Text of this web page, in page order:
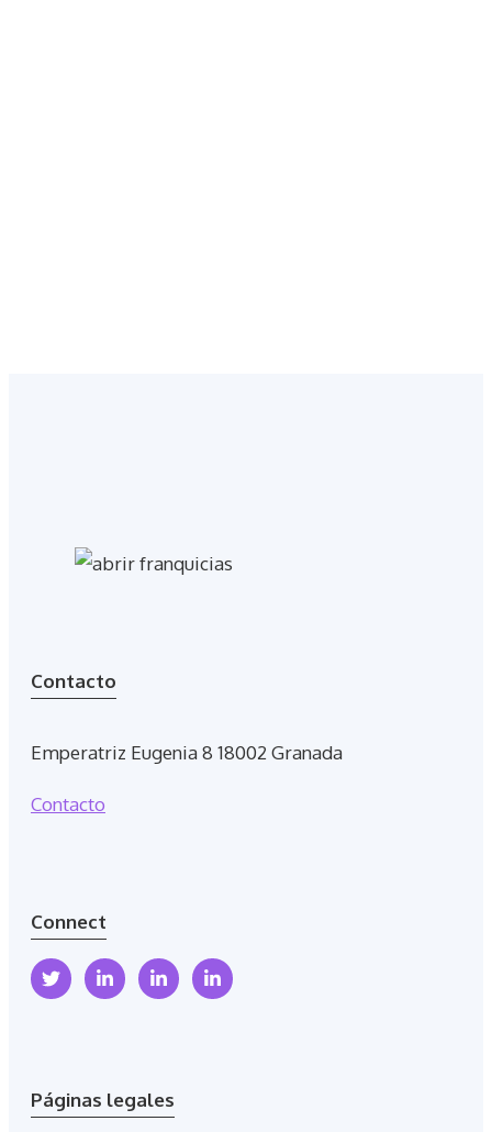
Contacto
Emperatriz Eugenia 8 18002 Granada
Contacto
Connect
Páginas legales